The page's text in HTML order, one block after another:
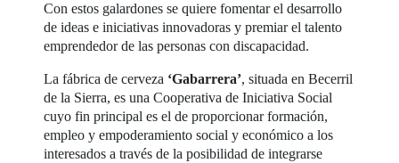
Con estos galardones se quiere fomentar el desarrollo
de ideas e iniciativas innovadoras y premiar el talento
emprendedor de las personas con discapacidad.
La fábrica de cerveza ‘Gabarrera’, situada en Becerril
de la Sierra, es una Cooperativa de Iniciativa Social
cuyo fin principal es el de proporcionar formación,
empleo y empoderamiento social y económico a los
interesados a través de la posibilidad de integrarse